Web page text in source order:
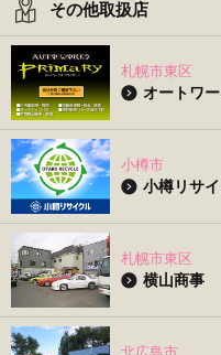
その他取扱店
札幌市東区
オートワ
小樽市
小樽リサ
札幌市東区
横山商事